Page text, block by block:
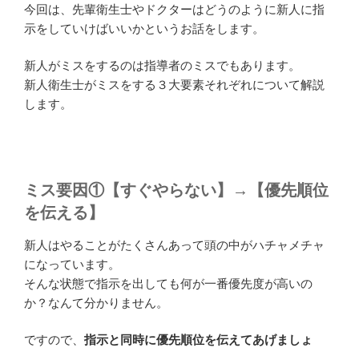
今回は、先輩衛生士やドクターはどうのように新人に指
示をしていけばいいかというお話をします。
新人がミスをするのは指導者のミスでもあります。
新人衛生士がミスをする３大要素それぞれについて解説
します。
ミス要因①【すぐやらない】 →
【優先順位
を伝える】
新人はやることがたくさんあって頭の中がハチャメチャ
になっています。
そんな状態で指示を出しても何が一番優先度が高いの
か？なんて分かりません。
ですので、 指示と同時に優先順位を伝えてあげましょ